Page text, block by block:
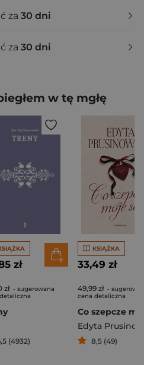
za 30 dni
za 30 dni
w tę mgłę
zł
zł - sugerowana
(4932)
KSIĄŻKA
33,49 zł
49,99 zł -
cena detaliczna
Edyta
8,5 (49)